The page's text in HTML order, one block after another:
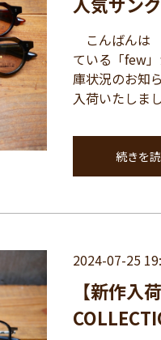
こんばんは
ている「few
庫状況のお知
入荷いたしま
続きを
2024-07-25
【新作入